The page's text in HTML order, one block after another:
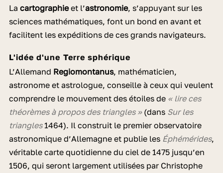
La cartographieet l’astronomie, s’appuyant sur les
sciences mathématiques, font un bond en avant et
facilitent les expéditions de ces grands navigateurs.
L'idée d'une Terre sphérique
L’Allemand Regiomontanus, mathématicien,
astronome et astrologue, conseille à ceux qui veulent
comprendre le mouvement des étoiles de « lire ces
théorèmes à propos des triangles »(dans Sur les
triangles1464). Il construit le premier observatoire
astronomique d’Allemagne et publie lesÉphémérides,
véritable carte quotidienne du ciel de 1475 jusqu’en
1506, qui seront largement utilisées par Christophe